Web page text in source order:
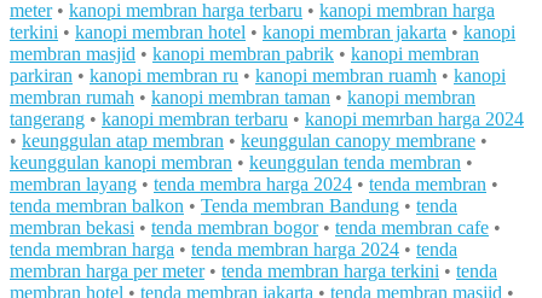
meter• kanopi membran harga terbaru • kanopi membran harga
terkini • kanopi membran hotel • kanopi membran jakarta • kanopi
membran masjid • kanopi membran pabrik • kanopi membran
parkiran • kanopi membran ru • kanopi membran ruamh • kanopi
membran rumah • kanopi membran taman • kanopi membran
tangerang • kanopi membran terbaru • kanopi memrban harga 2024
• keunggulan atap membran • keunggulan canopy membrane •
keunggulan kanopi membran • keunggulan tenda membran •
membran layang • tenda membra harga 2024 • tenda membran •
tenda membran balkon • Tenda membran Bandung • tenda
membran bekasi • tenda membran bogor• tenda membran cafe •
tenda membran harga • tenda membran harga 2024 • tenda
membran harga per meter• tenda membran harga terkini • tenda
membran hotel • tenda membran jakarta • tenda membran masjid •